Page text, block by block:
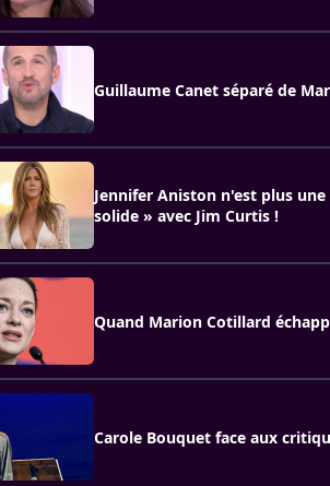
Guillaume Canet séparé de
Jennifer Aniston n'est plus
solide » avec Jim Curtis !
Quand Marion Cotillard
Carole Bouquet face aux